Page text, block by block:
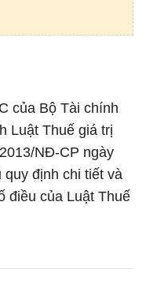
của Bộ Tài chính
Luật Thuế giá trị
NĐ-CP ngày
quy định chi tiết và
điều của Luật Thuế